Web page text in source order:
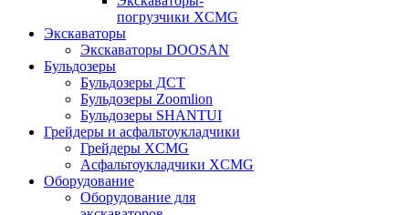
погрузчики XCMG
Экскаваторы
Экскаваторы DOOSAN
Бульдозеры
Бульдозеры ДСТ
Бульдозеры Zoomlion
Бульдозеры SHANTUI
Грейдеры и асфальтоукладчики
Грейдеры XCMG
Асфальтоукладчики XCMG
Оборудование
Оборудование для